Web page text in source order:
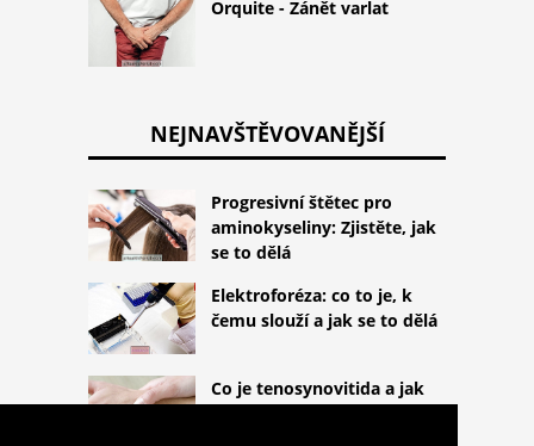
Orquite - Zánět varlat
NEJNAVŠTĚVOVANĚJŠÍ
Progresivní štětec pro
aminokyseliny: Zjistěte, jak
se to dělá
Elektroforéza: co to je, k
čemu slouží a jak se to dělá
Co je tenosynovitida a jak